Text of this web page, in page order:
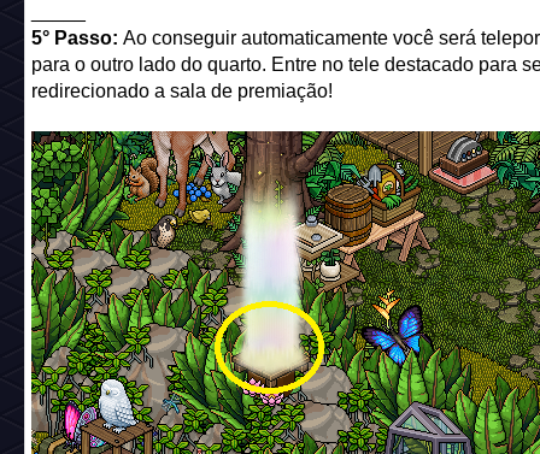
5° Passo: Ao conseguir automaticamente você será
para o outro lado do quarto. Entre no tele destacado para
redirecionado a sala de premiação!